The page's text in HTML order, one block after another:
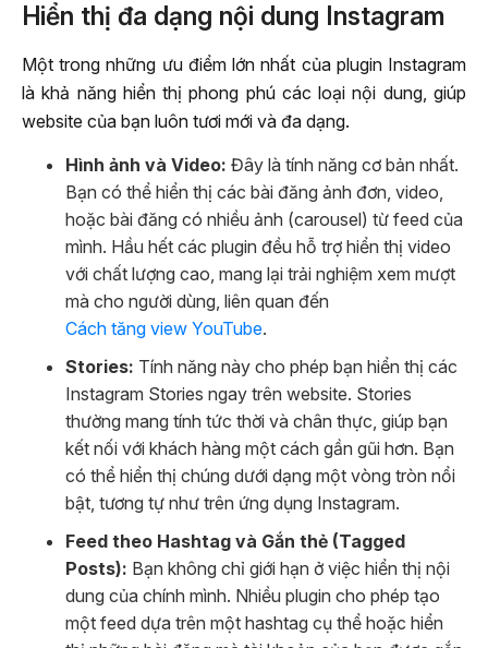
Hiển thị đa dạng nội dung Instagram
Một trong những ưu điểm lớn nhất của plugin Instagram
là khả năng hiển thị phong phú các loại nội dung, giúp
website của bạn luôn tươi mới và đa dạng.
Hình ảnh và Video: Đây là tính năng cơ bản nhất.
Bạn có thể hiển thị các bài đăng ảnh đơn, video,
hoặc bài đăng có nhiều ảnh (carousel) từ feed của
mình. Hầu hết các plugin đều hỗ trợ hiển thị video
với chất lượng cao, mang lại trải nghiệm xem mượt
mà cho người dùng, liên quan đến
Cách tăng view YouTube.
Stories: Tính năng này cho phép bạn hiển thị các
Instagram Stories ngay trên website. Stories
thường mang tính tức thời và chân thực, giúp bạn
kết nối với khách hàng một cách gần gũi hơn. Bạn
có thể hiển thị chúng dưới dạng một vòng tròn nổi
bật, tương tự như trên ứng dụng Instagram.
Feed theo Hashtag và Gắn thẻ (Tagged
Posts): Bạn không chỉ giới hạn ở việc hiển thị nội
dung của chính mình. Nhiều plugin cho phép tạo
một feed dựa trên một hashtag cụ thể hoặc hiển